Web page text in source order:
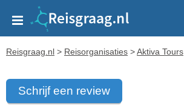
Reisgraag.nl > Reisorganisaties >Aktiva Tours
Schrijf een review